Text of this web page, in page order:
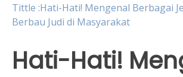
Tittle :Hati-Hati! Mengenal Berbagai
Berbau Judi di Masyarakat
Hati-Hati!